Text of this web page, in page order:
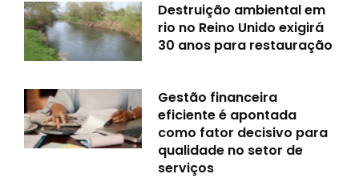
Destruição ambiental em
rio no Reino Unido exigirá
30 anos para restauração
Gestão financeira
eficiente é apontada
como fator decisivo para
qualidade no setor de
serviços